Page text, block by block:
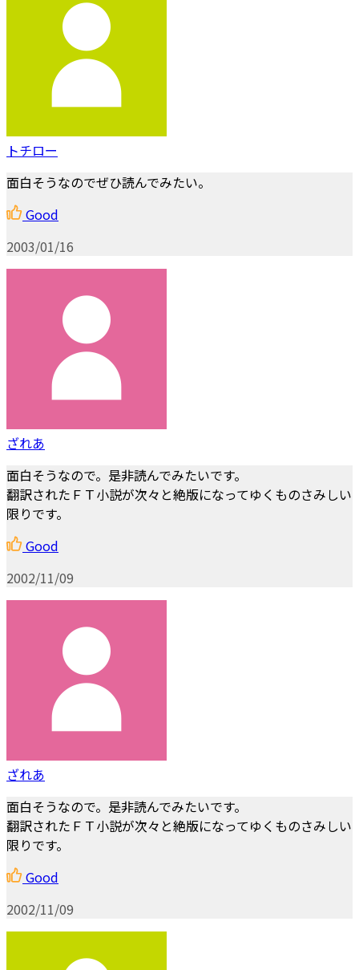
トチロー
面白そうなのでぜひ読んでみたい。
Good
2003/01/16
ざれあ
面白そうなので。是非読んでみたいです。
翻訳されたＦＴ小説が次々と絶版になってゆくものさみしい
限りです。
Good
2002/11/09
ざれあ
面白そうなので。是非読んでみたいです。
翻訳されたＦＴ小説が次々と絶版になってゆくものさみしい
限りです。
Good
2002/11/09